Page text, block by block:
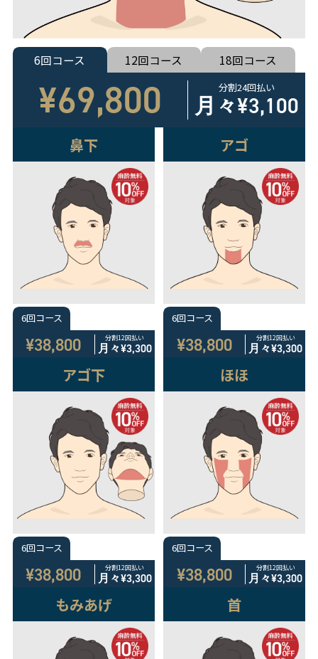
6回コース 12回コース 18回コース
¥69,800 分割24回払い
月々¥3,100
鼻下
6回コース
¥38,800 分割12回払い
月々¥3,300
アゴ
6回コース
¥38,800 分割12回払い
月々¥3,300
アゴ下
6回コース
¥38,800 分割12回払い
月々¥3,300
ほほ
6回コース
¥38,800 分割12回払い
月々¥3,300
もみあげ 首